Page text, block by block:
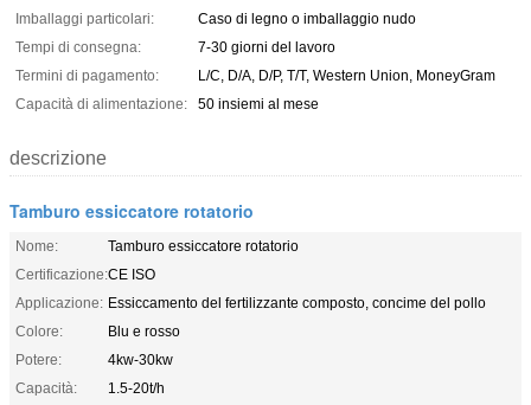
Imballaggi particolari:
Caso di legno o imballaggio nudo
Tempi di consegna:
7-30 giorni del lavoro
Termini di pagamento:
L/C, D/A, D/P, T/T, Western Union, MoneyGram
Capacità di alimentazione:
50 insiemi al mese
descrizione
Tamburo essiccatore rotatorio
Nome:
Tamburo essiccatore rotatorio
Certificazione:CE ISO
Applicazione: Essiccamento del fertilizzante composto, concime del pollo
Colore:
Blu e rosso
Potere:
4kw-30kw
Capacità:
1.5-20t/h